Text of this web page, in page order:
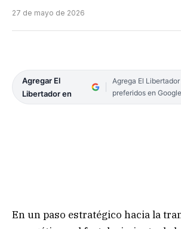
27 de mayo de 2026
Agregar El
Libertador en
Agrega El
preferidos en Google
En un paso estratégico hacia la